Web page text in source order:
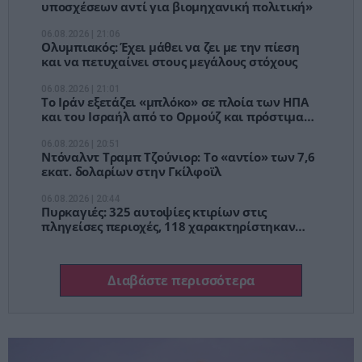
υποσχέσεων αντί για βιομηχανική πολιτική»
Ολυμπιακός: Έχει μάθει να ζει με την πίεση
και να πετυχαίνει στους μεγάλους στόχους
Το Ιράν εξετάζει «μπλόκο» σε πλοία των ΗΠΑ
και του Ισραήλ από το Ορμούζ και πρόστιμα
Ντόναλντ Τραμπ Τζούνιορ: Το «αντίο» των 7,6
εκατ. δολαρίων στην Γκίλφοϊλ
Πυρκαγιές: 325 αυτοψίες κτιρίων στις
πληγείσες περιοχές, 118 χαρακτηρίστηκαν
Διαβάστε περισσότερα